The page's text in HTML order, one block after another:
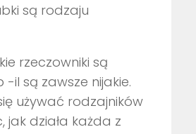
są rodzaju
rzeczowniki są
-il są zawsze nijakie.
używać rodzajników
jak działa każda z